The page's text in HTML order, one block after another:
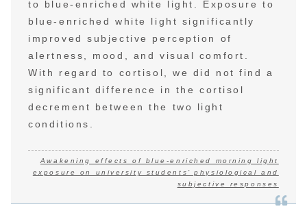
to blue-enriched white light. Exposure to
blue-enriched white light significantly
improved subjective perception of
alertness, mood, and visual comfort.
With regard to cortisol, we did not find a
significant difference in the cortisol
decrement between the two light
conditions.
Awakening effects of blue-enriched morning light
exposure on university students’ physiological and
subjective responses